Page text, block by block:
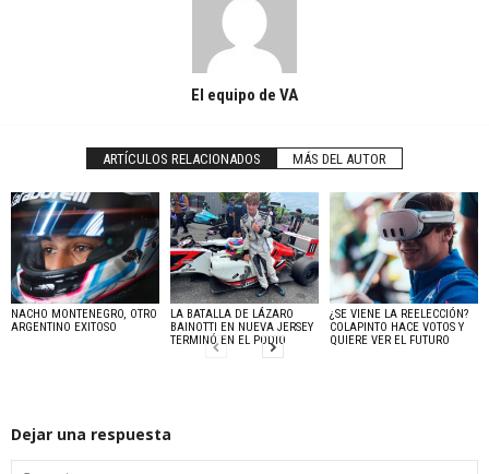
El equipo de VA
ARTÍCULOS RELACIONADOS MÁS DEL AUTOR
NACHO MONTENEGRO, OTRO
ARGENTINO EXITOSO
LA BATALLA DE LÁZARO
BAINOTTI EN NUEVA JERSEY
TERMINÓ EN EL PODIO
¿SE VIENE LA REELECCIÓN?
COLAPINTO HACE VOTOS Y
QUIERE VER EL FUTURO
Dejar una respuesta